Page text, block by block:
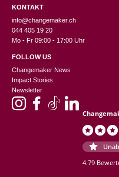
KONTAKT
info@changemaker.ch
044 405 19 20
Mo - Fr 09:00 - 17:00 Uhr
FOLLOW US
Changemaker News
Impact Stories
Newsletter
4.79